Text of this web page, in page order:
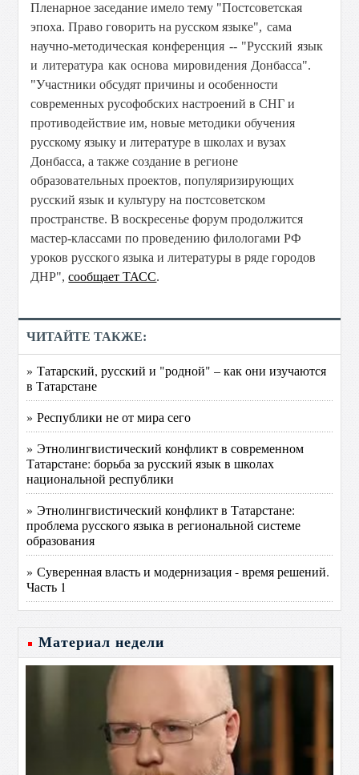
Пленарное заседание имело тему "Постсоветская
эпоха. Право говорить на русском языке", сама
научно-методическая конференция -- "Русский язык
и литература как основа мировидения Донбасса".
"Участники обсудят причины и особенности
современных русофобских настроений в СНГ и
противодействие им, новые методики обучения
русскому языку и литературе в школах и вузах
Донбасса, а также создание в регионе
образовательных проектов, популяризирующих
русский язык и культуру на постсоветском
пространстве. В воскресенье форум продолжится
мастер-классами по проведению филологами РФ
уроков русского языка и литературы в ряде городов
ДНР",сообщает ТАСС.
ЧИТАЙТЕ ТАКЖЕ:
» Татарский, русский и "родной" – как они изучаются
в Татарстане
» Республики не от мира сего
» Этнолингвистический конфликт в современном
Татарстане: борьба за русский язык в школах
национальной республики
» Этнолингвистический конфликт в Татарстане:
проблема русского языка в региональной системе
образования
» Суверенная власть и модернизация - время решений.
Часть 1
Материал недели